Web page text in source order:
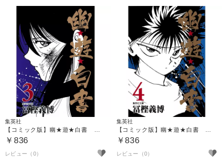
集英社
【コミック版】幽★遊★白書 ３
￥836
集英社
【コミック版】幽★遊★白書 ４
￥836